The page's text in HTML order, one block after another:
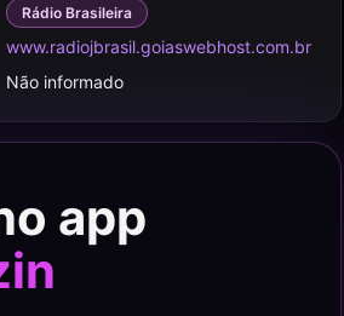
Rádio Brasileira
www.radiojbrasil.goiaswebhost.com.br
Não informado
app